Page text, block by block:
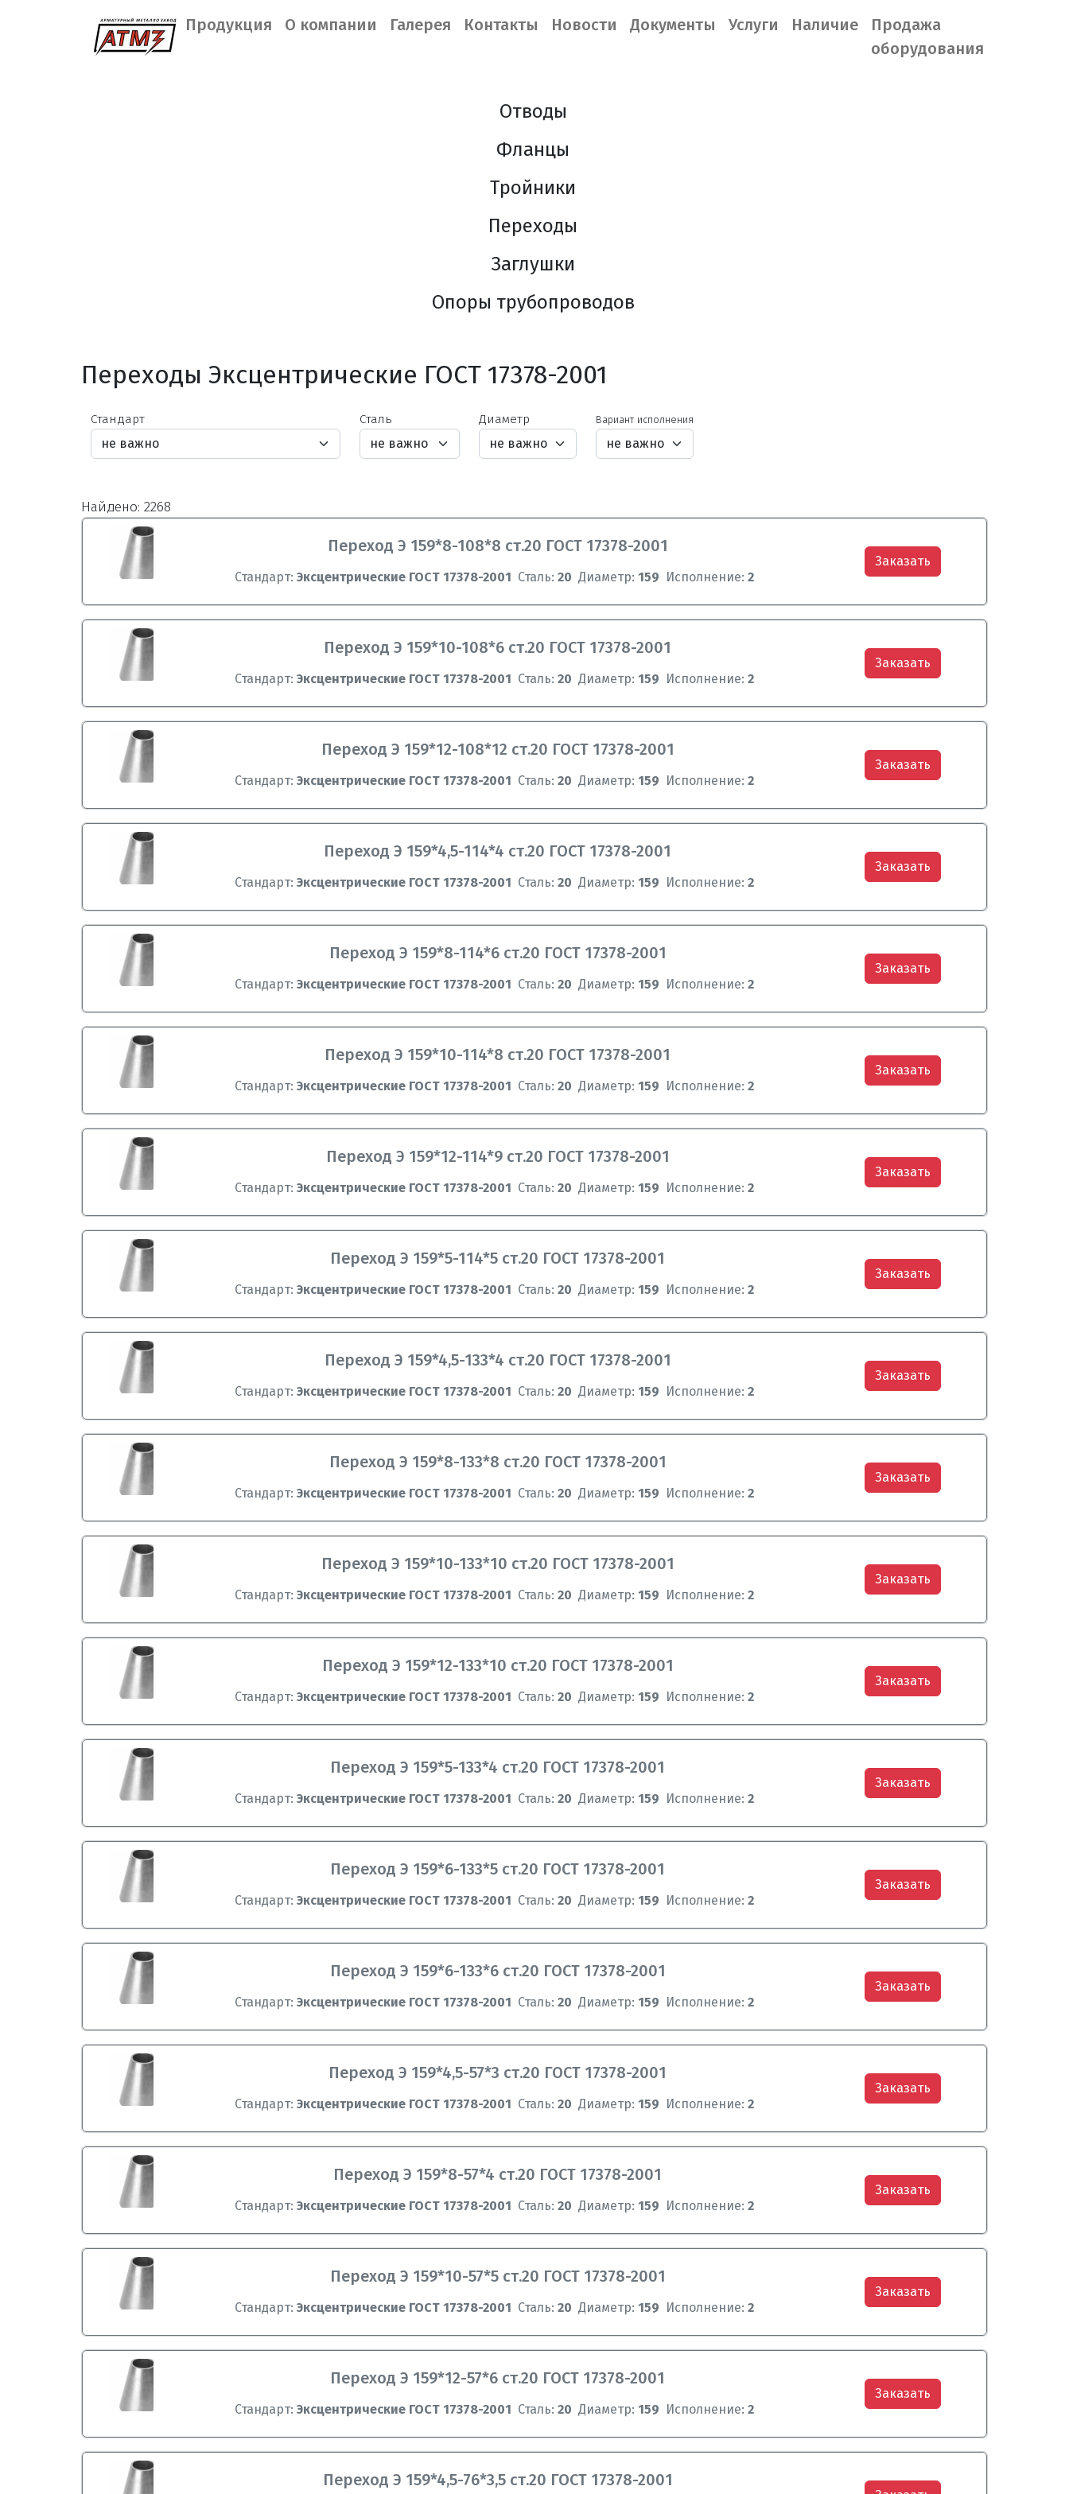
Продукция О компании Галерея Контакты Новости Документы Услуги Наличие
Продажа
оборудования
Отводы
Фланцы
Тройники
Переходы
Заглушки
Опоры трубопроводов
Переходы Эксцентрические ГОСТ 17378-2001
Стандарт Сталь Диаметр Вариант исполнения
Найдено: 2268
Переход Э 159*8-108*8 ст.20 ГОСТ 17378-2001
Стандарт:Эксцентрические ГОСТ 17378-2001 Сталь:20 Диаметр:159 Исполнение:2
Заказать
Переход Э 159*10-108*6 ст.20 ГОСТ 17378-2001
Стандарт:Эксцентрические ГОСТ 17378-2001 Сталь:20 Диаметр:159 Исполнение:2
Заказать
Переход Э 159*12-108*12 ст.20 ГОСТ 17378-2001
Стандарт:Эксцентрические ГОСТ 17378-2001 Сталь:20 Диаметр:159 Исполнение:2
Заказать
Переход Э 159*4,5-114*4 ст.20 ГОСТ 17378-2001
Стандарт:Эксцентрические ГОСТ 17378-2001 Сталь:20 Диаметр:159 Исполнение:2
Заказать
Переход Э 159*8-114*6 ст.20 ГОСТ 17378-2001
Стандарт:Эксцентрические ГОСТ 17378-2001 Сталь:20 Диаметр:159 Исполнение:2
Заказать
Переход Э 159*10-114*8 ст.20 ГОСТ 17378-2001
Стандарт:Эксцентрические ГОСТ 17378-2001 Сталь:20 Диаметр:159 Исполнение:2
Заказать
Переход Э 159*12-114*9 ст.20 ГОСТ 17378-2001
Стандарт:Эксцентрические ГОСТ 17378-2001 Сталь:20 Диаметр:159 Исполнение:2
Заказать
Переход Э 159*5-114*5 ст.20 ГОСТ 17378-2001
Стандарт:Эксцентрические ГОСТ 17378-2001 Сталь:20 Диаметр:159 Исполнение:2
Заказать
Переход Э 159*4,5-133*4 ст.20 ГОСТ 17378-2001
Стандарт:Эксцентрические ГОСТ 17378-2001 Сталь:20 Диаметр:159 Исполнение:2
Заказать
Переход Э 159*8-133*8 ст.20 ГОСТ 17378-2001
Стандарт:Эксцентрические ГОСТ 17378-2001 Сталь:20 Диаметр:159 Исполнение:2
Заказать
Переход Э 159*10-133*10 ст.20 ГОСТ 17378-2001
Стандарт:Эксцентрические ГОСТ 17378-2001 Сталь:20 Диаметр:159 Исполнение:2
Заказать
Переход Э 159*12-133*10 ст.20 ГОСТ 17378-2001
Стандарт:Эксцентрические ГОСТ 17378-2001 Сталь:20 Диаметр:159 Исполнение:2
Заказать
Переход Э 159*5-133*4 ст.20 ГОСТ 17378-2001
Стандарт:Эксцентрические ГОСТ 17378-2001 Сталь:20 Диаметр:159 Исполнение:2
Заказать
Переход Э 159*6-133*5 ст.20 ГОСТ 17378-2001
Стандарт:Эксцентрические ГОСТ 17378-2001 Сталь:20 Диаметр:159 Исполнение:2
Заказать
Переход Э 159*6-133*6 ст.20 ГОСТ 17378-2001
Стандарт:Эксцентрические ГОСТ 17378-2001 Сталь:20 Диаметр:159 Исполнение:2
Заказать
Переход Э 159*4,5-57*3 ст.20 ГОСТ 17378-2001
Стандарт:Эксцентрические ГОСТ 17378-2001 Сталь:20 Диаметр:159 Исполнение:2
Заказать
Переход Э 159*8-57*4 ст.20 ГОСТ 17378-2001
Стандарт:Эксцентрические ГОСТ 17378-2001 Сталь:20 Диаметр:159 Исполнение:2
Заказать
Переход Э 159*10-57*5 ст.20 ГОСТ 17378-2001
Стандарт:Эксцентрические ГОСТ 17378-2001 Сталь:20 Диаметр:159 Исполнение:2
Заказать
Переход Э 159*12-57*6 ст.20 ГОСТ 17378-2001
Стандарт:Эксцентрические ГОСТ 17378-2001 Сталь:20 Диаметр:159 Исполнение:2
Заказать
Переход Э 159*4,5-76*3,5 ст.20 ГОСТ 17378-2001